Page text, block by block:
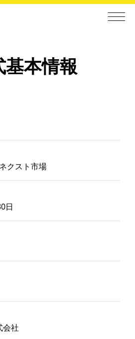
基本情報
クスト市場
日
会社